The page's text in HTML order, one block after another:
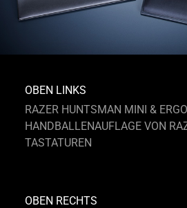
OBEN LINKS
RAZER HUNTSMAN MINI &
HANDBALLENAUFLAGE VON
TASTATUREN
OBEN RECHTS